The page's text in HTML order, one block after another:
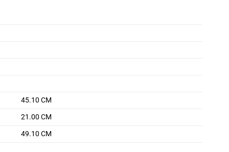
45.10 CM
21.00 CM
49.10 CM